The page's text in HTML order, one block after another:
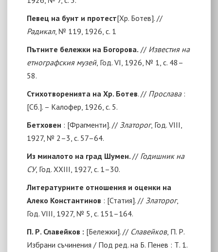
Певец на бунт и протест[Хр. Ботев]. //
Радикал, № 119, 1926, с. 1
Пътните бележки на Богорова. // Известия на
етнографския музей, Год. VI, 1926, № 1, с. 48–
58.
Стихотворенията на Хр. Ботев. // Прослава:
[Сб.]. – Калофер, 1926, с. 5.
Бетховен : [Фрагменти]. // Златорог, Год. VIII,
1927, № 2–3, с. 57–64.
Из миналото на град Шумен. // Годишник на
СУ, Год. ХХIII, 1927, с. 1–30.
Литературните отношения и оценки на
Алеко Константинов : [Статия]. // Златорог,
Год. VIII, 1927, № 5, с. 151–164.
П. Р. Славейков : [Бележки]. // Славейков, П. Р.
Избрани съчинения / Под ред. на Б. Пенев : Т. 1.